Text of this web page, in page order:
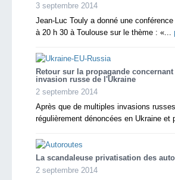
3 septembre 2014
Jean-Luc Touly a donné une
à 20 h 30 à Toulouse sur le thème : «...
Retour sur la propagande
invasion russe de l'Ukraine
2 septembre 2014
Après que de multiples invasions
régulièrement dénoncées en Ukraine et
La scandaleuse privatisation des
2 septembre 2014